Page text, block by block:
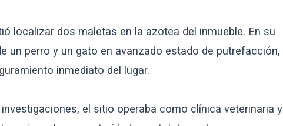
localizar dos maletas en la azotea del inmueble. En su
un perro y un gato en avanzado estado de putrefacción,
inmediato del lugar.
el sitio operaba como clínica veterinaria y